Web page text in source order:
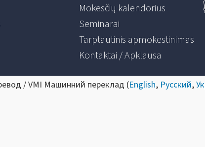
Mokesčių kalendorius
Seminarai
Tarptautinis apmokestinimas
Kontaktai / Apklausa
/ VMI Машинний переклад (English, Русский,